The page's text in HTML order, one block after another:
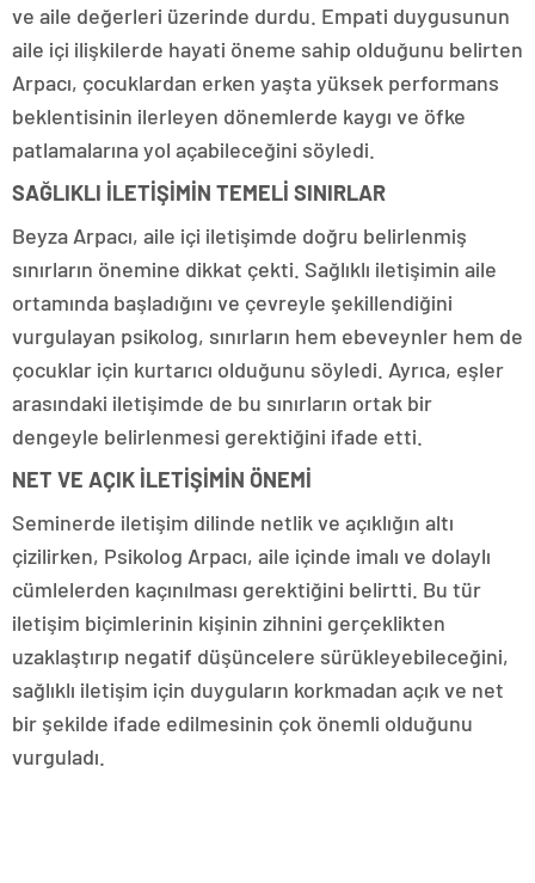
ve aile değerleri üzerinde durdu. Empati duygusunun
aile içi ilişkilerde hayati öneme sahip olduğunu belirten
Arpacı, çocuklardan erken yaşta yüksek performans
beklentisinin ilerleyen dönemlerde kaygı ve öfke
patlamalarına yol açabileceğini söyledi.
SAĞLIKLI İLETİŞİMİN TEMELİ SINIRLAR
Beyza Arpacı, aile içi iletişimde doğru belirlenmiş
sınırların önemine dikkat çekti. Sağlıklı iletişimin aile
ortamında başladığını ve çevreyle şekillendiğini
vurgulayan psikolog, sınırların hem ebeveynler hem de
çocuklar için kurtarıcı olduğunu söyledi. Ayrıca, eşler
arasındaki iletişimde de bu sınırların ortak bir
dengeyle belirlenmesi gerektiğini ifade etti.
NET VE AÇIK İLETİŞİMİN ÖNEMİ
Seminerde iletişim dilinde netlik ve açıklığın altı
çizilirken, Psikolog Arpacı, aile içinde imalı ve dolaylı
cümlelerden kaçınılması gerektiğini belirtti. Bu tür
iletişim biçimlerinin kişinin zihnini gerçeklikten
uzaklaştırıp negatif düşüncelere sürükleyebileceğini,
sağlıklı iletişim için duyguların korkmadan açık ve net
bir şekilde ifade edilmesinin çok önemli olduğunu
vurguladı.